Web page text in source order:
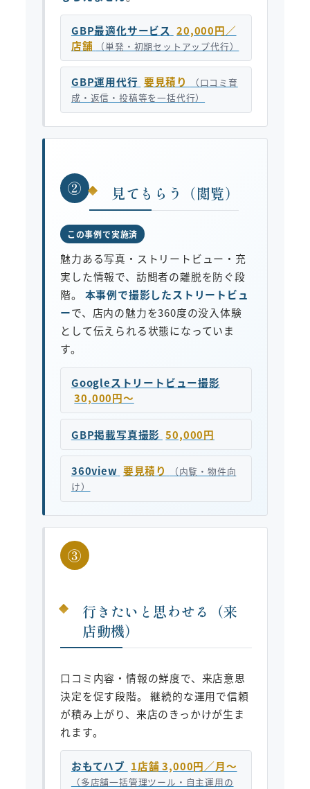
GBP最適化サービス 20,000円／
店舗
（単発・初期セットアップ代行）
GBP運用代行 要見積り
（口コミ育
成・返信・投稿等を一括代行）
② 見てもらう（閲覧）
この事例で実施済
魅力ある写真・ストリートビュー・充
実した情報で、訪問者の離脱を防ぐ段
階。 本事例で撮影したストリートビュ
ーで、店内の魅力を360度の没入体験
として伝えられる状態になっていま
す。
Googleストリートビュー撮影
30,000円〜
GBP掲載写真撮影 50,000円
360view 要見積り
（内覧・物件向
け）
③
行きたいと思わせる（来
店動機）
口コミ内容・情報の鮮度で、来店意思
決定を促す段階。 継続的な運用で信頼
が積み上がり、来店のきっかけが生ま
れます。
おもてハブ 1店舗 3,000円／月〜
（多店舗一括管理ツール・自主運用の